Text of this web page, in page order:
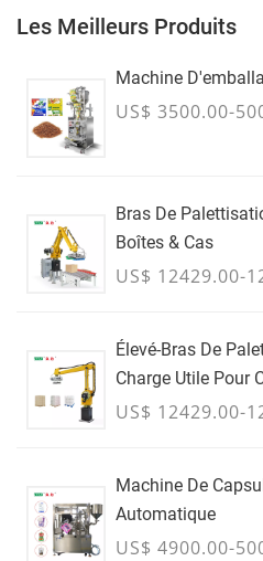
Les Meilleurs Produits
Machine
US$ 3500.00-
Bras De
Boîtes & Cas
US$ 12429.00-
Élevé-Bras De
Charge Utile Pour
Conteneurs En
US$ 12429.00-
Machine De
Automatique
US$ 4900.00-